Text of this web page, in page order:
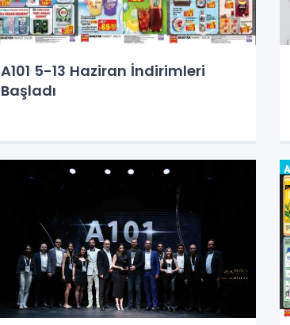
A101 5-13 Haziran İndirimleri
Başladı